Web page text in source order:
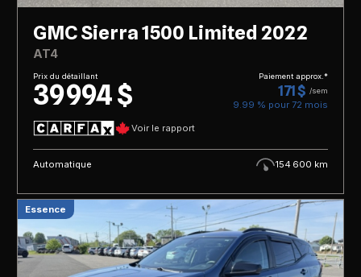
GMC Sierra 1500 Limited 2022
AT4
Prix du détaillant
39 994 $
Paiement approx.*
171 $ /sem
9.99 % pour 72 mois
Voir le rapport
Automatique 154 600 km
Essence